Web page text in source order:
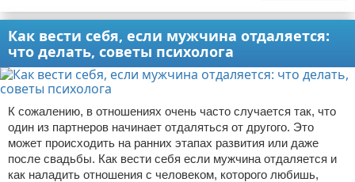
Как вести себя, если мужчина отдаляется:
что делать, советы психолога
К сожалению, в отношениях очень часто случается так, что
один из партнеров начинает отдаляться от другого. Это
может происходить на ранних этапах развития или даже
после свадьбы. Как вести себя если мужчина отдаляется и
как наладить отношения с человеком, которого любишь,